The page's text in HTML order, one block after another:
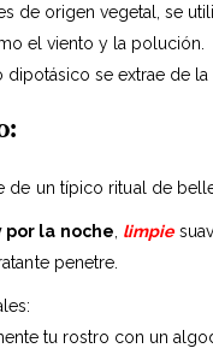
es de origen vegetal, se
el viento y la polución.
dipotásico se extrae de la
de un típico ritual de
por la noche limpie
penetre.
tu rostro con un